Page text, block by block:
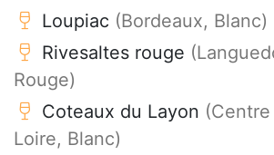
Loupiac (Bordeaux, Blanc)
Rivesaltes rouge
Rouge)
Coteaux du Layon
Loire, Blanc)